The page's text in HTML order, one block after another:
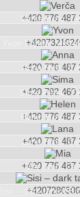
Verča Brno,
+420 776 487
Frýdek
Anna Brno,
+420 776 487
Sima Písek,
+420 792 460
Helen Brno,
+420 776 487
Lana Brno,
+420 776 487
Mia Brno,
+420 776 487
Sisi – dark tantra